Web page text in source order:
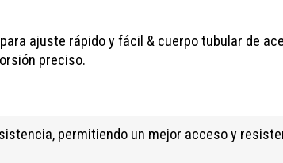
ajuste rápido y fácil & cuerpo tubular de
preciso.
permitiendo un mejor acceso y